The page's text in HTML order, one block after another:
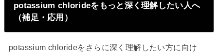
potassium chlorideをもっと深く理解したい人へ
（補足・応用）
potassium chlorideをさらに深く理解したい方に向け